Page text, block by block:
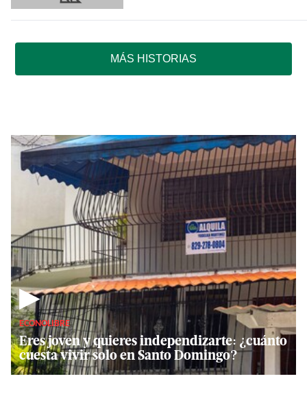
MÁS HISTORIAS
▶
ECONOLIBRE
Eres joven y quieres independizarte: ¿cuánto
cuesta vivir solo en Santo Domingo?